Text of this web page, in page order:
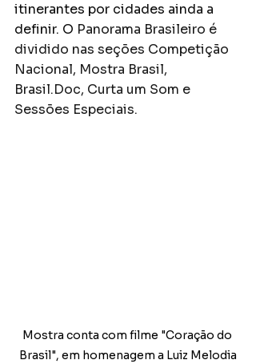
itinerantes por cidades ainda a
definir. O Panorama Brasileiro é
dividido nas seções Competição
Nacional, Mostra Brasil,
Brasil.Doc, Curta um Som e
Sessões Especiais.
Mostra conta com filme "Coração do
Brasil", em homenagem a Luiz Melodia